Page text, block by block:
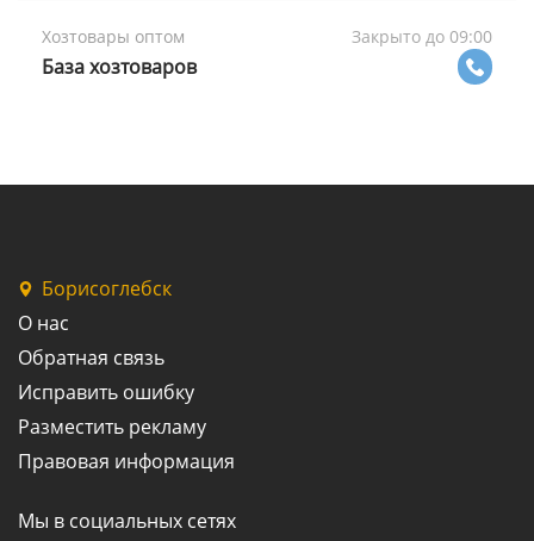
Хозтовары оптом Закрыто до 09:00
База хозтоваров
Борисоглебск
О нас
Обратная связь
Исправить ошибку
Разместить рекламу
Правовая информация
Мы в социальных сетях